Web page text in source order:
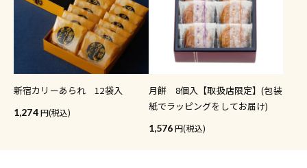
新宿カリーあられ 12袋入
1,274 (税込)
月餅 8個入【取扱店限定】(包装
紙でラッピングをしてお届け)
1,576 (税込)